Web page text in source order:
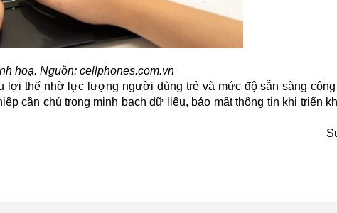
hoạ. Nguồn: cellphones.com.vn
lợi thế nhờ lực lượng người dùng trẻ và mức độ sẵn sàng công
cần chú trọng minh bạch dữ liệu, bảo mật thông tin khi triển